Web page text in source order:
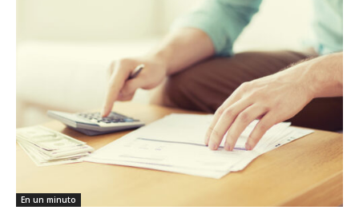
En un minuto